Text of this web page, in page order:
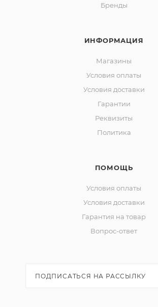
Бренды
ИНФОРМАЦИЯ
Магазины
Условия оплаты
Условия доставки
Гарантии
Реквизиты
Политика
ПОМОЩЬ
Условия оплаты
Условия доставки
Гарантия на товар
Вопрос-ответ
ПОДПИСАТЬСЯ НА РАССЫЛКУ